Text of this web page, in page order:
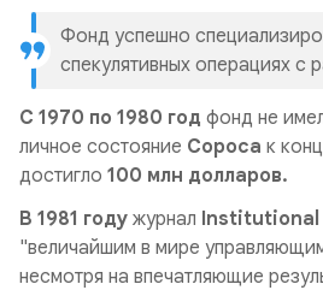
Фонд успешно
спекулятивных операциях с
С 1970 по 1980 год фонд не
личное состояние Сороса к
достигло 100 млн долларов.
В 1981 году журнал Institutional
"величайшим в мире
несмотря на впечатляющие